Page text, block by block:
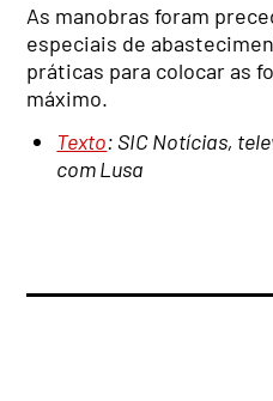
As manobras foram
especiais de
práticas para colocar as
máximo.
Texto: SIC Notícias,
com Lusa